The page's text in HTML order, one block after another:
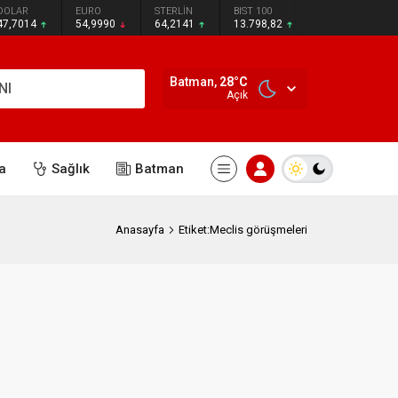
EURO
54,9990
STERLİN
64,2141
BIST 100
13.798,82
Batman, 28°C
Açık
Sağlık Batman
Anasayfa Etiket:Meclis görüşmeleri